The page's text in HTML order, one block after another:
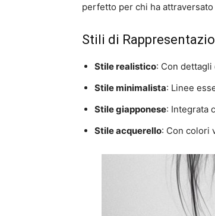
perfetto per chi ha
Stili di
Stile realistico: Con
Stile minimalista: Linee
Stile giapponese: Integrata
Stile acquerello: Con colori